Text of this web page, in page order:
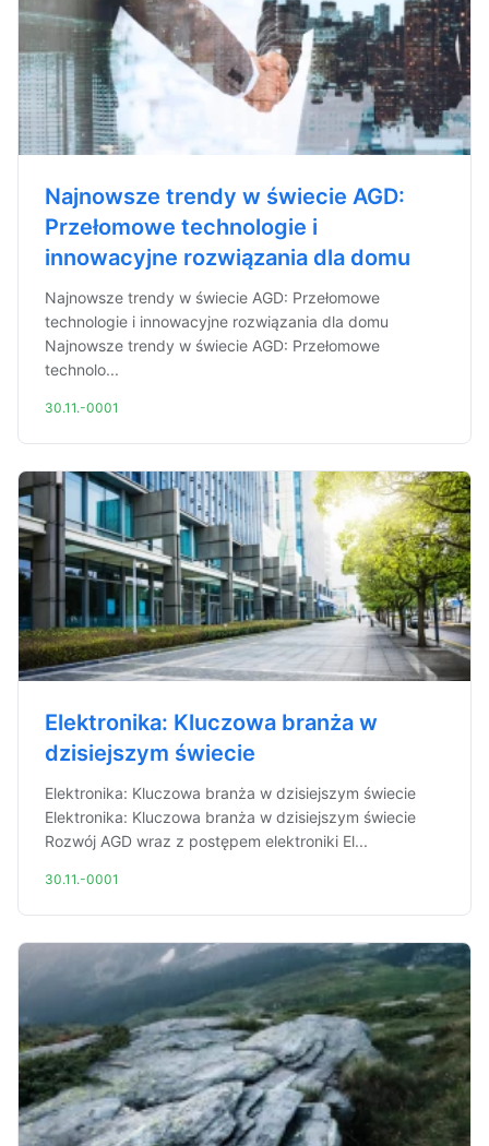
Najnowsze trendy w świecie AGD:
Przełomowe technologie i
innowacyjne rozwiązania dla domu
Najnowsze trendy w świecie AGD: Przełomowe
technologie i innowacyjne rozwiązania dla domu
Najnowsze trendy w świecie AGD: Przełomowe
technolo...
30.11.-0001
Elektronika: Kluczowa branża w
dzisiejszym świecie
Elektronika: Kluczowa branża w dzisiejszym świecie
Elektronika: Kluczowa branża w dzisiejszym świecie
Rozwój AGD wraz z postępem elektroniki El...
30.11.-0001